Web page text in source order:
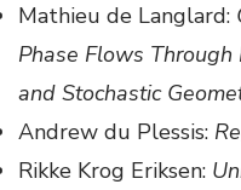
Mathieu de Langlard:
Phase Flows
and Stochastic
Andrew du Plessis:
Rikke Krog Eriksen: